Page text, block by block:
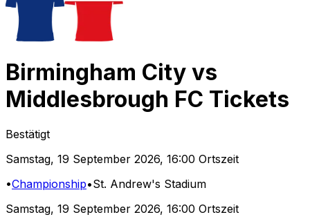
Birmingham City vs
Middlesbrough FC Tickets
Bestätigt
Samstag, 19 September 2026, 16:00 Ortszeit
•Championship•St. Andrew's Stadium
Samstag, 19 September 2026, 16:00 Ortszeit